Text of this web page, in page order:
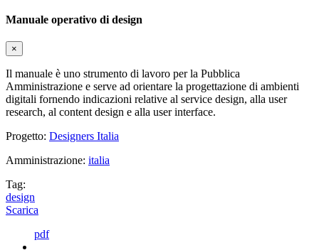
Manuale operativo di design
×
Il manuale è uno strumento di lavoro per la Pubblica
Amministrazione e serve ad orientare la progettazione di ambienti
digitali fornendo indicazioni relative al service design, alla user
research, al content design e alla user interface.
Progetto: Designers Italia
Amministrazione: italia
Tag:
design
Scarica
pdf